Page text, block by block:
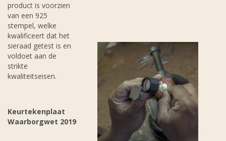
product is voorzien
van een 925
stempel, welke
kwalificeert dat het
sieraad getest is en
voldoet aan de
strikte
kwaliteitseisen.
Keurtekenplaat
Waarborgwet 2019